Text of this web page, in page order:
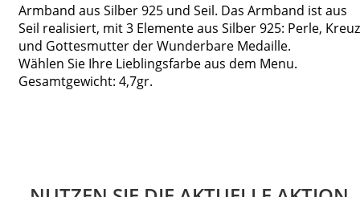
Armband aus Silber 925 und Seil. Das Armband ist aus
Seil realisiert, mit 3 Elemente aus Silber 925: Perle, Kreuz
und Gottesmutter der Wunderbare Medaille.
Wählen Sie Ihre Lieblingsfarbe aus dem Menu.
Gesamtgewicht: 4,7gr.